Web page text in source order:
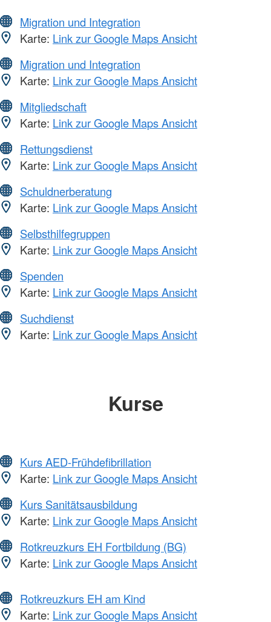
Migration und Integration
Karte: Link zur Google Maps Ansicht
Migration und Integration
Karte: Link zur Google Maps Ansicht
Mitgliedschaft
Karte: Link zur Google Maps Ansicht
Rettungsdienst
Karte: Link zur Google Maps Ansicht
Schuldnerberatung
Karte: Link zur Google Maps Ansicht
Selbsthilfegruppen
Karte: Link zur Google Maps Ansicht
Spenden
Karte: Link zur Google Maps Ansicht
Suchdienst
Karte: Link zur Google Maps Ansicht
Kurse
Kurs AED-Frühdefibrillation
Karte: Link zur Google Maps Ansicht
Kurs Sanitätsausbildung
Karte: Link zur Google Maps Ansicht
Rotkreuzkurs EH Fortbildung (BG)
Karte: Link zur Google Maps Ansicht
Rotkreuzkurs EH am Kind
Karte: Link zur Google Maps Ansicht